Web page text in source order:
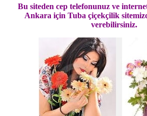
Bu siteden cep telefonunuz ve
Ankara için Tuba çiçekçilik
verebilirsiniz.